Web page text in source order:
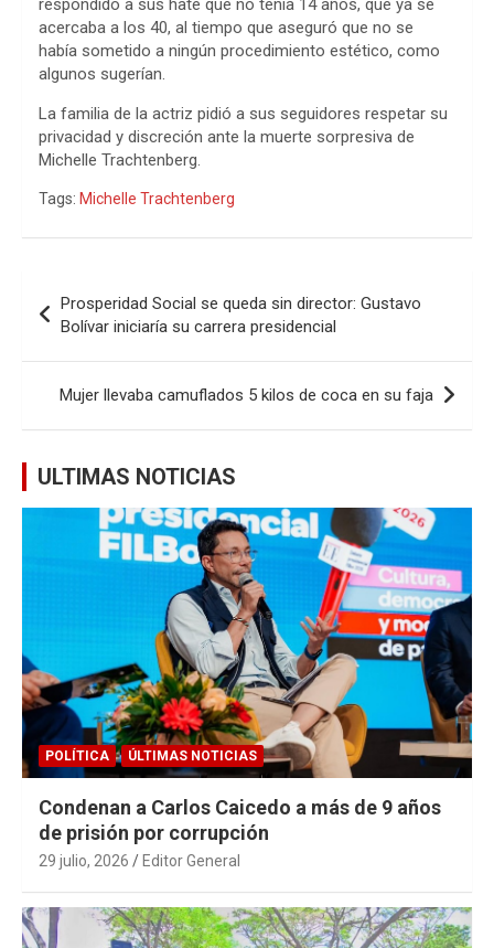
respondido a sus hate que no tenía 14 años, que ya se
acercaba a los 40, al tiempo que aseguró que no se
había sometido a ningún procedimiento estético, como
algunos sugerían.
La familia de la actriz pidió a sus seguidores respetar su
privacidad y discreción ante la muerte sorpresiva de
Michelle Trachtenberg.
Tags: Michelle Trachtenberg
de
entradas
Prosperidad Social se queda sin director: Gustavo
Bolívar iniciaría su carrera presidencial
Mujer llevaba camuflados 5 kilos de coca en su faja
ULTIMAS NOTICIAS
POLÍTICA ÚLTIMAS NOTICIAS
Condenan a Carlos Caicedo a más de 9 años
de prisión por corrupción
29 julio, 2026 Editor General